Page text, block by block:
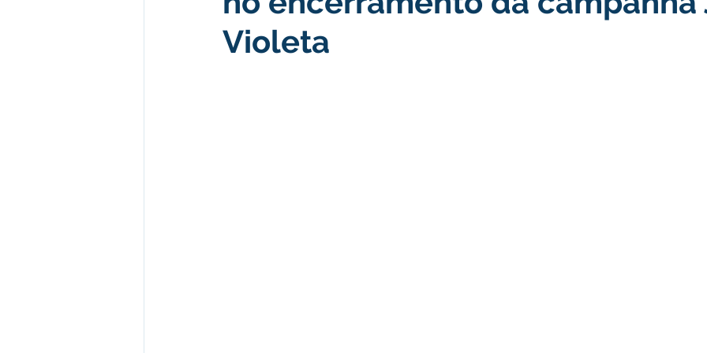
Violeta